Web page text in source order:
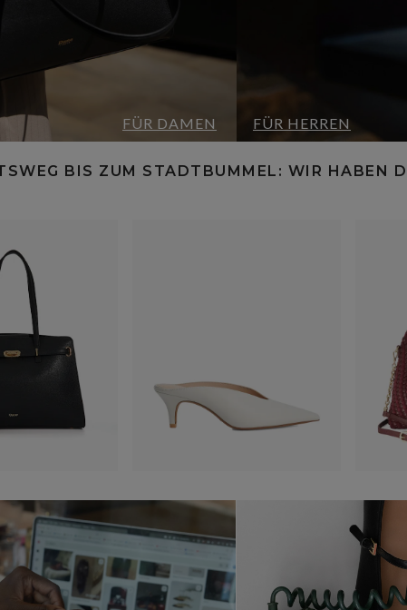
FÜR DAMEN FÜR HERREN
BIS ZUM STADTBUMMEL: WIR HABEN